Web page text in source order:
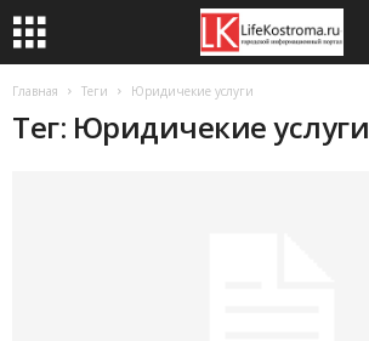
Главная Теги Юридичекие услуги
Тег: Юридичекие услуги